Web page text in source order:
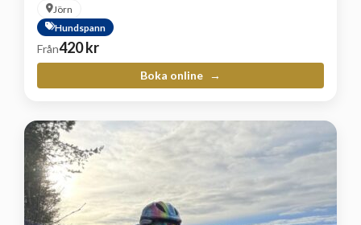
Jörn
Hundspann
Från420kr
Boka online